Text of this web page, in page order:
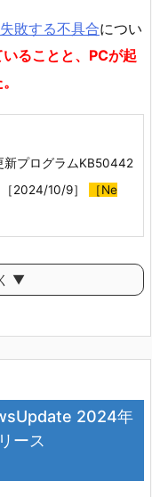
敗する不具合につい
ることと、PCが起
プログラムKB50442
2024/10/9］
［Ne
▼
2024年
ース